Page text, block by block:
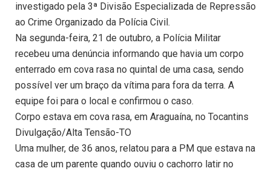
investigado pela 3ª Divisão Especializada de Repressão
ao Crime Organizado da Polícia Civil.
Na segunda-feira, 21 de outubro, a Polícia Militar
recebeu uma denúncia informando que havia um corpo
enterrado em cova rasa no quintal de uma casa, sendo
possível ver um braço da vítima para fora da terra. A
equipe foi para o local e confirmou o caso.
Corpo estava em cova rasa, em Araguaína, no Tocantins
Divulgação/Alta Tensão-TO
Uma mulher, de 36 anos, relatou para a PM que estava na
casa de um parente quando ouviu o cachorro latir no